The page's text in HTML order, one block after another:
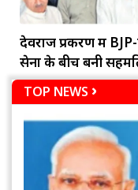
देवराज प्रकरण में
सेना के बीच बनी
TOP NEWS